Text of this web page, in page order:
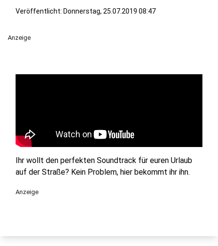
Veröffentlicht: Donnerstag, 25.07.2019 08:47
Anzeige
Ihr wollt den perfekten Soundtrack für euren Urlaub
auf der Straße? Kein Problem, hier bekommt ihr ihn.
Anzeige